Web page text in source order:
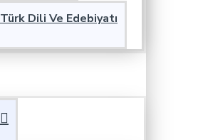
Türk Dili Ve Edebiyatı